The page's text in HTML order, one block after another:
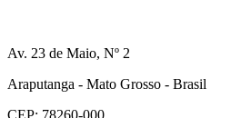
Av. 23 de Maio, Nº 2
Araputanga - Mato Grosso - Brasil